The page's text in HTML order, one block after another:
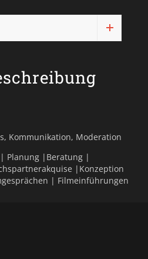
, Kommunikation, Moderation
Planung |Beratung |
|Konzeption
| Filmeinführungen